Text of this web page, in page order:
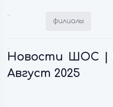
филиалы
Новости ШОС |
Август 2025